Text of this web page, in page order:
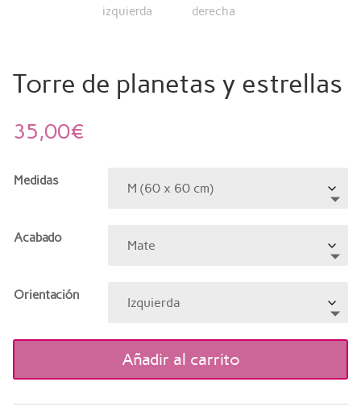
Torre de planetas y estrellas
35,00€
Medidas
Acabado
Orientación
Añadir al carrito